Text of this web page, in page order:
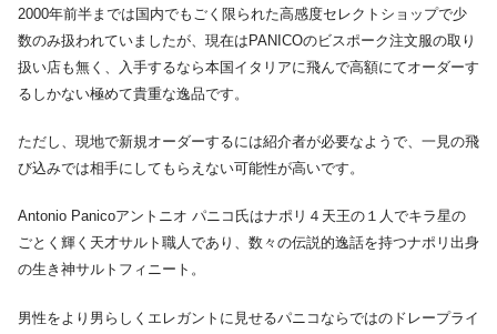
2000年前半までは国内でもごく限られた高感度セレクトショップで少
数のみ扱われていましたが、現在はPANICOのビスポーク注文服の取り
扱い店も無く、入手するなら本国イタリアに飛んで高額にてオーダーす
るしかない極めて貴重な逸品です。
ただし、現地で新規オーダーするには紹介者が必要なようで、一見の飛
び込みでは相手にしてもらえない可能性が高いです。
Antonio Panicoアントニオ パニコ氏はナポリ４天王の１人でキラ星の
ごとく輝く天才サルト職人であり、数々の伝説的逸話を持つナポリ出身
の生き神サルトフィニート。
男性をより男らしくエレガントに見せるパニコならではのドレープライ